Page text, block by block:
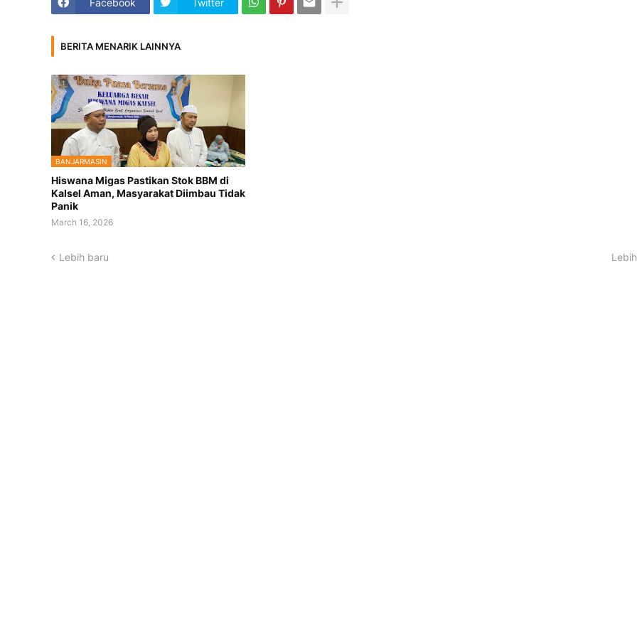
BERITA MENARIK LAINNYA
BANJARMASIN
Hiswana Migas Pastikan Stok BBM di
Kalsel Aman, Masyarakat Diimbau Tidak
Panik
March 16, 2026
Lebih baru